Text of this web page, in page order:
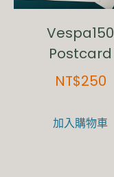
Vespa150
Postcard
NT$250
加入購物車